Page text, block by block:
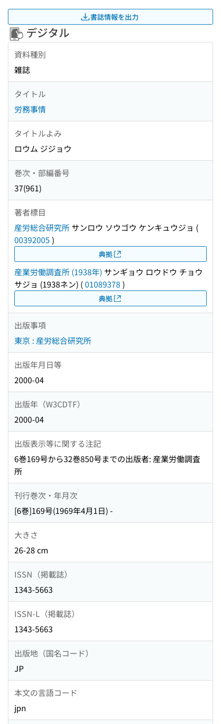
書誌情報を出力
デジタル
資料種別
雑誌
タイトル
労務事情
タイトルよみ
ロウム ジジョウ
巻次・部編番号
37(961)
著者標目
産労総合研究所 サンロウ ソウゴウ ケンキュウジョ (
00392005 )
典拠
産業労働調査所 (1938年) サンギョウ ロウドウ チョウ
サジョ (1938ネン) (01089378 )
典拠
出版事項
東京 : 産労総合研究所
出版年月日等
2000-04
出版年（W3CDTF）
2000-04
出版表示等に関する注記
6巻169号から32巻850号までの出版者: 産業労働調査
所
刊行巻次・年月次
[6巻]169号(1969年4月1日) -
大きさ
26-28 cm
ISSN（掲載誌）
1343-5663
ISSN-L（掲載誌）
1343-5663
出版地（国名コード）
JP
本文の言語コード
jpn